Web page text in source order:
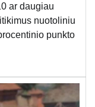
ar daugiau
nuotoliniu
punkto